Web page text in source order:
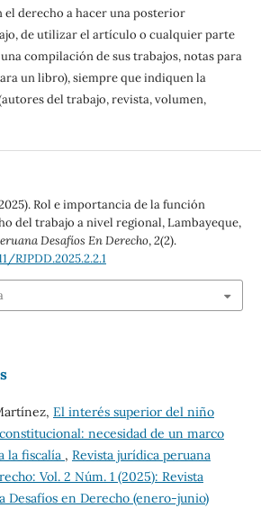
el derecho a hacer una posterior
de utilizar el artículo o cualquier parte
compilación de sus trabajos, notas para
un libro), siempre que indiquen la
del trabajo, revista, volumen,
Rol e importancia de la función
del trabajo a nivel regional, Lambayeque,
Desafíos En Derecho,2(2).
RJPDD.2025.2.2.1
El interés superior del niño
necesidad de un marco
la fiscalía , Revista jurídica peruana
Vol. 2 Núm. 1 (2025): Revista
Desafíos en Derecho (enero-junio)